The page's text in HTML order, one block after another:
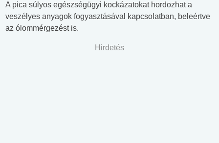
A pica súlyos egészségügyi kockázatokat hordozhat a
veszélyes anyagok fogyasztásával kapcsolatban, beleértve
az ólommérgezést is.
Hirdetés